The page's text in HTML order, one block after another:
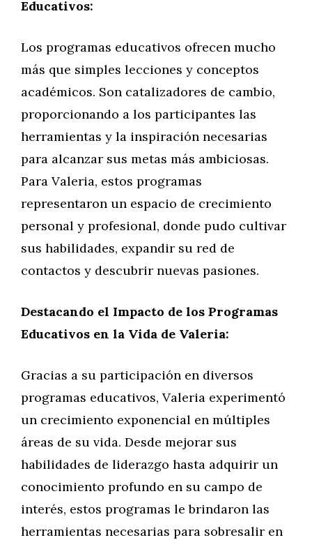
Educativos:
Los programas educativos ofrecen mucho
más que simples lecciones y conceptos
académicos. Son catalizadores de cambio,
proporcionando a los participantes las
herramientas y la inspiración necesarias
para alcanzar sus metas más ambiciosas.
Para Valeria, estos programas
representaron un espacio de crecimiento
personal y profesional, donde pudo cultivar
sus habilidades, expandir su red de
contactos y descubrir nuevas pasiones.
Destacando el Impacto de los Programas
Educativos en la Vida de Valeria:
Gracias a su participación en diversos
programas educativos, Valeria experimentó
un crecimiento exponencial en múltiples
áreas de su vida. Desde mejorar sus
habilidades de liderazgo hasta adquirir un
conocimiento profundo en su campo de
interés, estos programas le brindaron las
herramientas necesarias para sobresalir en